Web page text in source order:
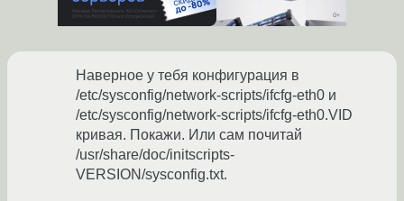
Наверное у тебя конфигурация в
/etc/sysconfig/network-scripts/ifcfg-eth0 и
/etc/sysconfig/network-scripts/ifcfg-eth0.VID
кривая. Покажи. Или сам почитай
/usr/share/doc/initscripts-
VERSION/sysconfig.txt.